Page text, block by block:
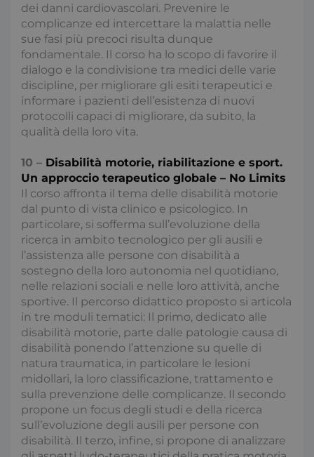
dei danni cardiovascolari. Prevenire le
complicanze ed intercettare la malattia nelle
sue fasi più precoci risulta dunque
fondamentale. Il corso ha lo scopo di favorire il
dialogo e la condivisione tra medici delle varie
discipline, per migliorare gli esiti terapeutici e
informare i pazienti dell’esistenza di nuovi
protocolli capaci di migliorare, da subito, la
qualità della loro vita.
10 – Disabilità motorie, riabilitazione e sport.
Un approccio terapeutico globale – No Limits
Il corso affronta il tema delle disabilità motorie
dal punto di vista clinico e psicologico. In
particolare, si sofferma sull’evoluzione della
ricerca in ambito tecnologico per gli ausili e
l’assistenza alle persone con disabilità a
sostegno della loro autonomia nel quotidiano,
nelle relazioni sociali e nelle loro attività, anche
sportive. Il percorso didattico proposto si articola
in tre moduli tematici: Il primo, dedicato alle
disabilità motorie, parte dalle patologie causa di
disabilità ponendo l’attenzione su quelle di
natura traumatica, in particolare le lesioni
midollari, la loro classificazione, trattamento e
sulla prevenzione delle complicanze. Il secondo
propone un focus degli studi e della ricerca
sull’evoluzione degli ausili per persone con
disabilità. Il terzo, infine, si propone di analizzare
__cf_bm
Cloudflare Inc.
.hubspot.com
x-ms-cpim-
cache|yzmutroz00mpsyvmlz7hra_0
.access.consulcesi.it
__cf_bm
Cloudflare Inc.
.hubspotusercontent-
na1.net
visid_incap_2921979